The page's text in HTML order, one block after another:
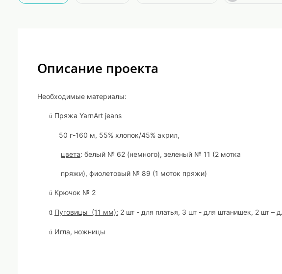
Описание проекта
Необходимые материалы:
ü Пряжа YarnArt jeans
50 г-160 м, 55% хлопок/45% акрил,
цвета: белый № 62 (немного), зеленый № 11 (2 мотка
пряжи), фиолетовый № 89 (1 моток пряжи)
ü Крючок № 2
ü Пуговицы (11 мм): 2 шт - для платья, 3 шт - для штанишек, 2 шт –
ü Игла, ножницы